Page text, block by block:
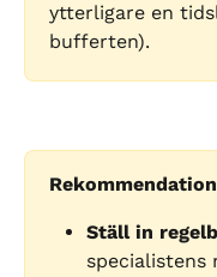
ytterligare en
bufferten).
Ställ in
specialistens